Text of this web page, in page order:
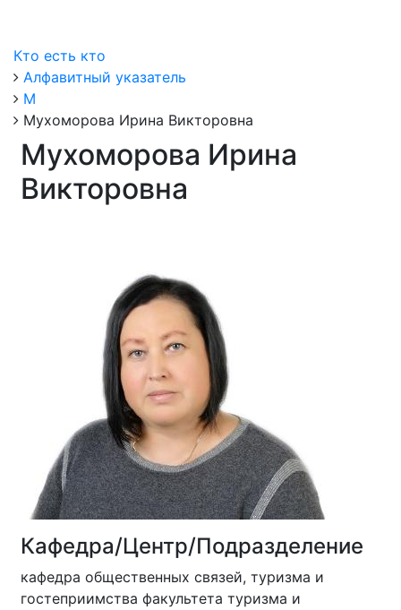
Кто есть кто
Алфавитный указатель
М
Мухоморова Ирина Викторовна
Мухоморова Ирина
Викторовна
Кафедра/Центр/Подразделение
кафедра общественных связей, туризма и
гостеприимства факультета туризма и